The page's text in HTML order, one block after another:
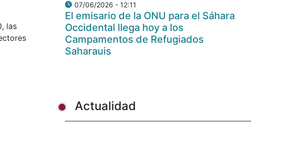
las
07/06/2026 - 12:11
El emisario de la ONU para el Sáhara
Occidental llega hoy a los
Campamentos de Refugiados
Saharauis
Actualidad